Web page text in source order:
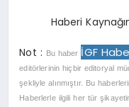
Haberi
Not : Bu haber İGF
editörlerinin hiçbir editoryal
şekliyle alınmıştır. Bu
Haberlerle ilgili her tür